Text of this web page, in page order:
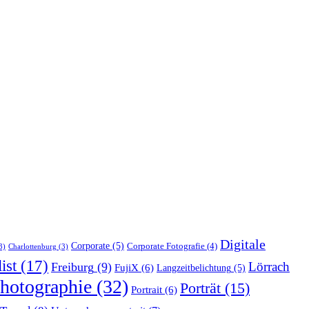
Charlottenburg (3) Corporate (5) Corporate Fotografie (4) Digitale
(17) Freiburg (9) FujiX (6) Langzeitbelichtung (5) Lörrach
(32) Portrait (6) Porträt (15)